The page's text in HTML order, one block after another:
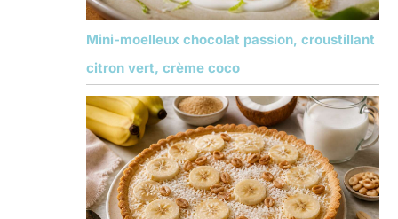
Mini-moelleux chocolat passion, croustillant
citron vert, crème coco